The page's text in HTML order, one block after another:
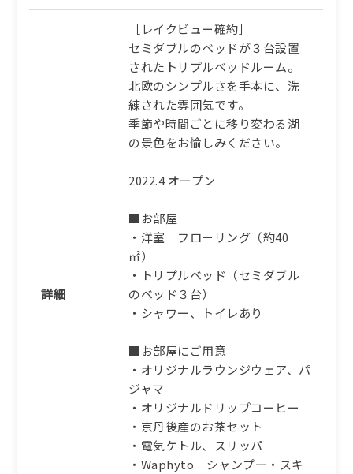
詳細
［レイクビュー確約］
セミダブルのベッドが３台設置
されたトリプルベッドルーム。
北欧のシンプルさを手本に、洗
練された雰囲気です。
季節や時間ごとに移り変わる湖
の景色をお愉しみください。
2022.4 オープン
■お部屋
・洋室 フローリング（約40
㎡）
・トリプルベッド（セミダブル
のベッド３台）
・シャワー、トイレあり
■お部屋にご用意
・オリジナルラウンジウェア、パ
ジャマ
・オリジナルドリップコーヒー
・京丹後産のお茶セット
・電気ケトル、スリッパ
・Waphyto シャンプー・スキ